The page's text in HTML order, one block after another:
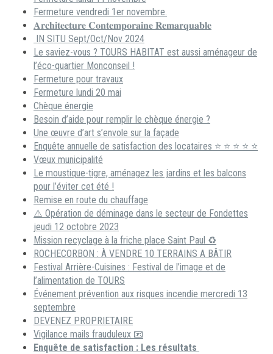
Fermeture vendredi 1er novembre.
𝐀𝐫𝐜𝐡𝐢𝐭𝐞𝐜𝐭𝐮𝐫𝐞 𝐂𝐨𝐧𝐭𝐞𝐦𝐩𝐨𝐫𝐚𝐢𝐧𝐞 𝐑𝐞𝐦𝐚𝐫𝐪𝐮𝐚𝐛𝐥𝐞
IN SITU Sept/Oct/Nov 2024
Le saviez-vous ? TOURS HABITAT est aussi aménageur de
l’éco-quartier Monconseil !
Fermeture pour travaux
Fermeture lundi 20 mai
Chèque énergie
Besoin d’aide pour remplir le chèque énergie ?
Une œuvre d’art s’envole sur la façade
Enquête annuelle de satisfaction des locataires ⭐ ⭐ ⭐ ⭐ ⭐
Vœux municipalité
Le moustique-tigre, aménagez les jardins et les balcons
pour l’éviter cet été !
Remise en route du chauffage
⚠️ Opération de déminage dans le secteur de Fondettes
jeudi 12 octobre 2023
Mission recyclage à la friche place Saint Paul ♻️
ROCHECORBON : À VENDRE 10 TERRAINS A BÂTIR
Festival Arrière-Cuisines : Festival de l’image et de
l’alimentation de TOURS
Événement prévention aux risques incendie mercredi 13
septembre
DEVENEZ PROPRIETAIRE
Vigilance mails frauduleux 📧
Enquête de satisfaction : Les résultats